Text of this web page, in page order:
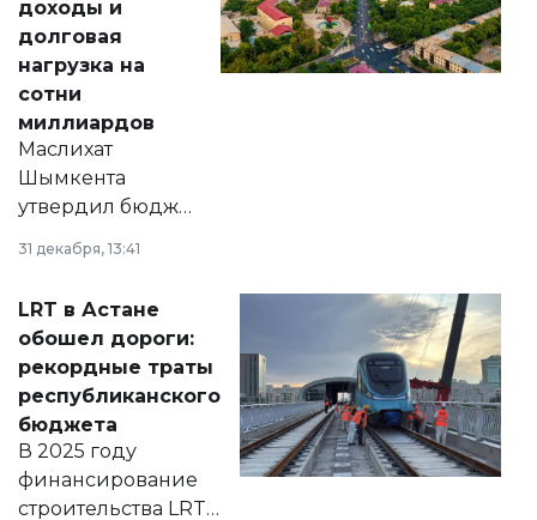
доходы и
долговая
нагрузка на
сотни
миллиардов
Маслихат
Шымкента
утвердил бюджет
города на 2026–
2028 годы.
документ
появился в базе
нормативных
правовых актов и
на сайте маслихат
города.
31 декабря, 13:41
LRT в Астане
обошел дороги:
рекордные траты
республиканского
бюджета
В 2025 году
финансирование
строительства LRT